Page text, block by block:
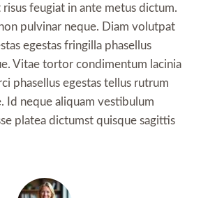
feugiat in ante metus dictum.
pulvinar neque. Diam volutpat
egestas fringilla phasellus
Vitae tortor condimentum lacinia
phasellus egestas tellus rutrum
Id neque aliquam vestibulum
platea dictumst quisque sagittis